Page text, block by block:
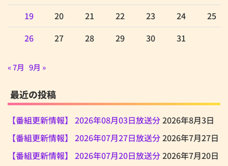
19
20 21 22 23 24
25
26
27 28 29 30 31
« 7月 9月 »
最近の投稿
【番組更新情報】 2026年08月03日放送分2026年8月3日
【番組更新情報】 2026年07月27日放送分2026年7月27日
【番組更新情報】 2026年07月20日放送分2026年7月20日